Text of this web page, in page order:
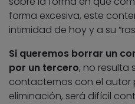
forma excesiva, este
intimidad de hoy y a su
Si queremos borrar un
por un tercero, no resulta
contactemos con el autor
eliminación, será difícil